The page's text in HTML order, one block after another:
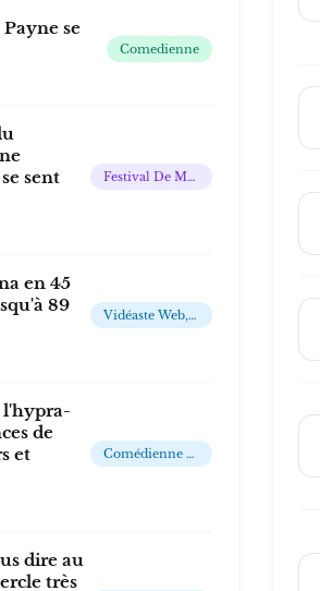
se
Comedienne
sent
Festival De Musique
en 45
89
Vidéaste Web, Influenceuse Et Entrepreneuse Française
l'hypra-
de
et
Comédienne / Humoriste
dire au
très